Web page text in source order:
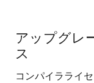
アップグレ
ス
コンパイラライ